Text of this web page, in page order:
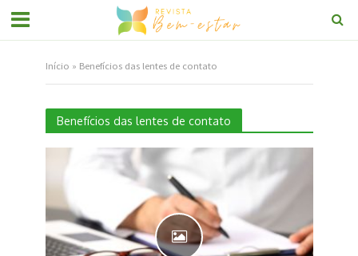
Início » Benefícios das lentes de contato
Benefícios das lentes de contato